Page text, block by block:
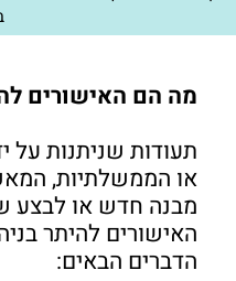
מה הם האישורים
תעודות שניתנות על
או הממשלתיות,
מבנה חדש או לבצע
האישורים להיתר
הדברים הבאים: